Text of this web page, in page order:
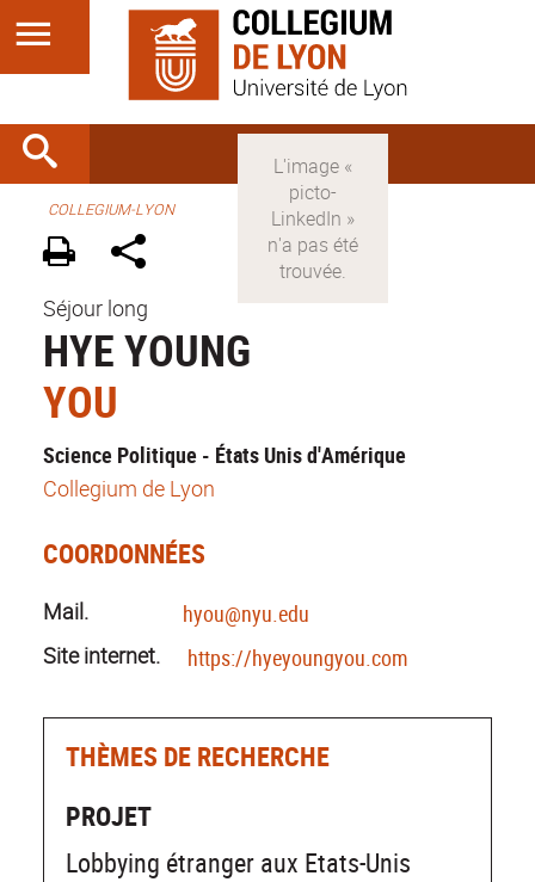
COLLEGIUM-LYON
Séjour long
HYE YOUNG
YOU
Science Politique - États Unis d'Amérique
Collegium de Lyon
COORDONNÉES
Mail.
hyou@nyu.edu
Site internet.
https://hyeyoungyou.com
THÈMES DE RECHERCHE
PROJET
Lobbying étranger aux Etats-Unis